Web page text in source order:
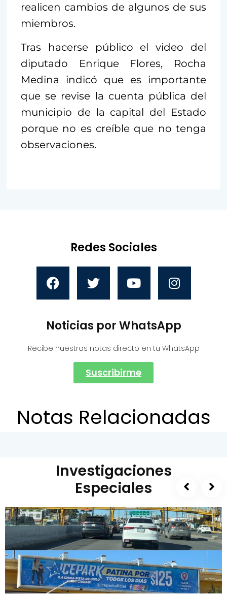
realicen cambios de algunos de sus
miembros.
Tras hacerse público el video del
diputado Enrique Flores, Rocha
Medina indicó que es importante
que se revise la cuenta pública del
municipio de la capital del Estado
porque no es creíble que no tenga
observaciones.
Redes Sociales
Noticias por WhatsApp
Recibe nuestras notas directo en tu WhatsApp
Suscribirme
Notas Relacionadas
Investigaciones
Especiales